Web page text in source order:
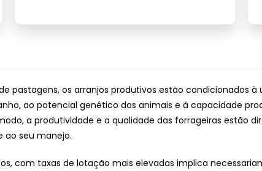
pastagens, os arranjos produtivos estão condicionados
ao potencial genético dos animais e à capacidade
a produtividade e a qualidade das forrageiras estão
ao seu manejo.
com taxas de lotação mais elevadas implica